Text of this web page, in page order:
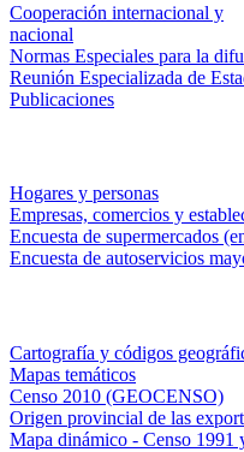
Cooperación internacional y
nacional
Normas Especiales para la
Reunión Especializada de
Publicaciones
Hogares y personas
Empresas, comercios y
Encuesta de supermercados
Encuesta de autoservicios
Cartografía y códigos
Mapas temáticos
Censo 2010 (GEOCENSO)
Origen provincial de las
Mapa dinámico - Censo 1991